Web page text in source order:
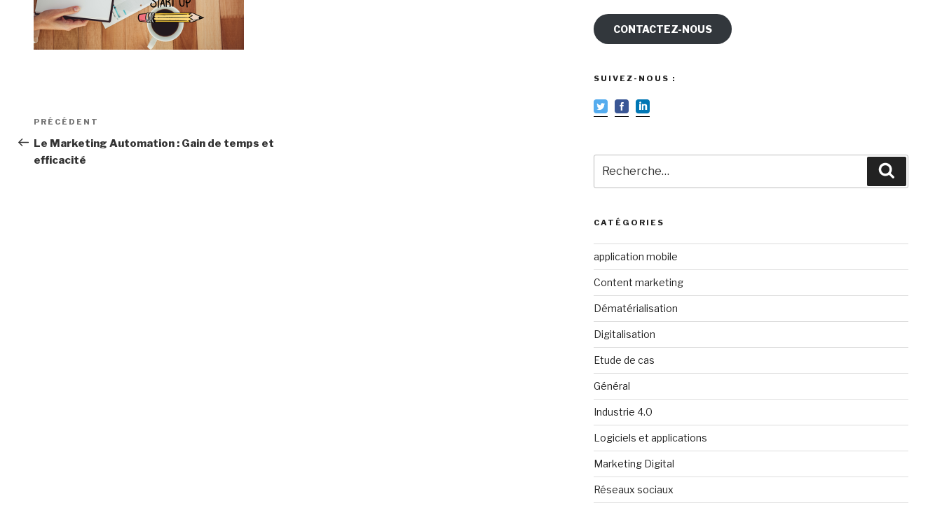
Navigation
de
l’article
Article
précédent
PRÉCÉDENT
Le Marketing Automation : Gain de temps et
efficacité
CONTACTEZ-NOUS
SUIVEZ-NOUS :
pour
:
CATÉGORIES
application mobile
Content marketing
Dématérialisation
Digitalisation
Etude de cas
Général
Industrie 4.0
Logiciels et applications
Marketing Digital
Réseaux sociaux